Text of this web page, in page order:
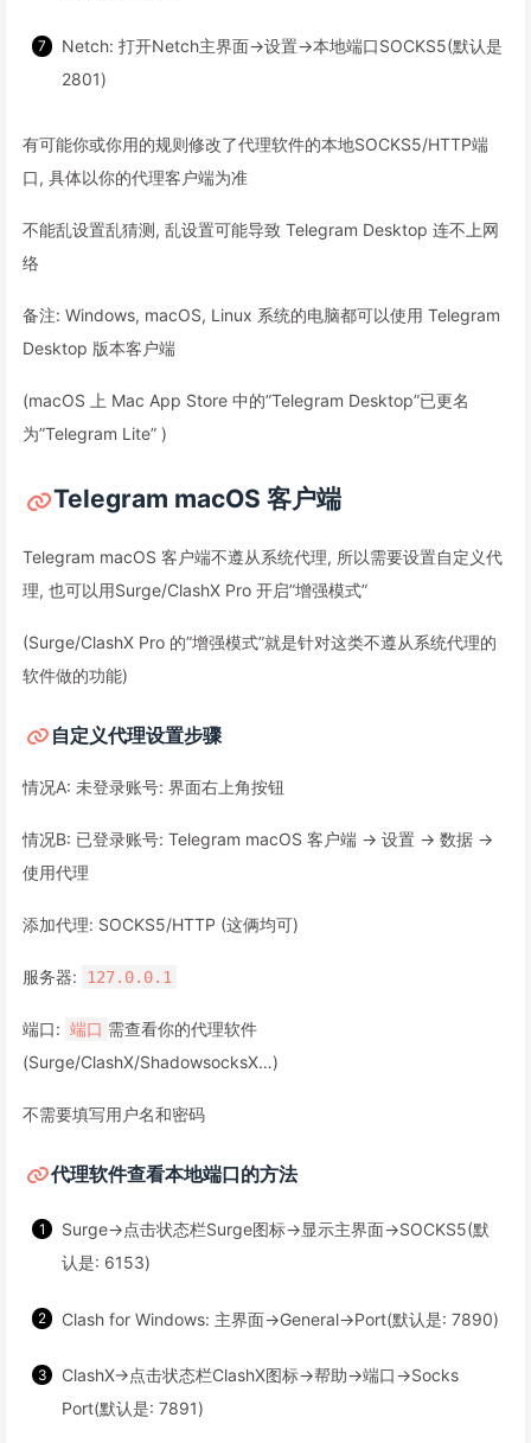
Netch: 打开Netch主界面→设置→本地端口SOCKS5(默认是
2801)
有可能你或你用的规则修改了代理软件的本地SOCKS5/HTTP端
口, 具体以你的代理客户端为准
不能乱设置乱猜测, 乱设置可能导致 Telegram Desktop 连不上网
络
备注: Windows, macOS, Linux 系统的电脑都可以使用 Telegram
Desktop 版本客户端
(macOS 上 Mac App Store 中的”Telegram Desktop”已更名
为”Telegram Lite” )
Telegram macOS 客户端
Telegram macOS 客户端不遵从系统代理, 所以需要设置自定义代
理, 也可以用Surge/ClashX Pro 开启”增强模式”
(Surge/ClashX Pro 的”增强模式”就是针对这类不遵从系统代理的
软件做的功能)
自定义代理设置步骤
情况A: 未登录账号: 界面右上角按钮
情况B: 已登录账号: Telegram macOS 客户端 → 设置 → 数据 →
使用代理
添加代理: SOCKS5/HTTP (这俩均可)
服务器: 127.0.0.1
端口: 端口 需查看你的代理软件
(Surge/ClashX/ShadowsocksX…)
不需要填写用户名和密码
代理软件查看本地端口的方法
Surge→点击状态栏Surge图标→显示主界面→SOCKS5(默
认是: 6153)
Clash for Windows: 主界面→General→Port(默认是: 7890)
ClashX→点击状态栏ClashX图标→帮助→端口→Socks
Port(默认是: 7891)